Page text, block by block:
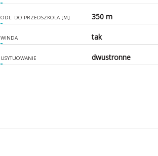
ODL. DO PRZEDSZKOLA [M] 350 m
WINDA tak
USYTUOWANIE dwustronne